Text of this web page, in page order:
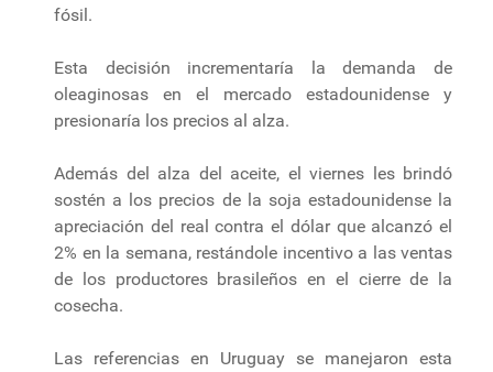
fósil.
Esta decisión incrementaría la demanda de
oleaginosas en el mercado estadounidense y
presionaría los precios al alza.
Además del alza del aceite, el viernes les brindó
sostén a los precios de la soja estadounidense la
apreciación del real contra el dólar que alcanzó el
2% en la semana, restándole incentivo a las ventas
de los productores brasileños en el cierre de la
cosecha.
Las referencias en Uruguay se manejaron esta